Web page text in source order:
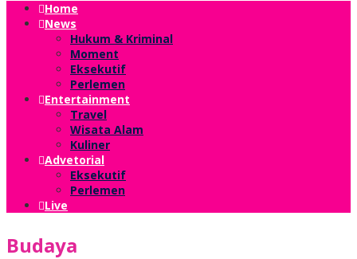
Home
News
Hukum & Kriminal
Moment
Eksekutif
Perlemen
Entertainment
Travel
Wisata Alam
Kuliner
Advetorial
Eksekutif
Perlemen
Live
Budaya